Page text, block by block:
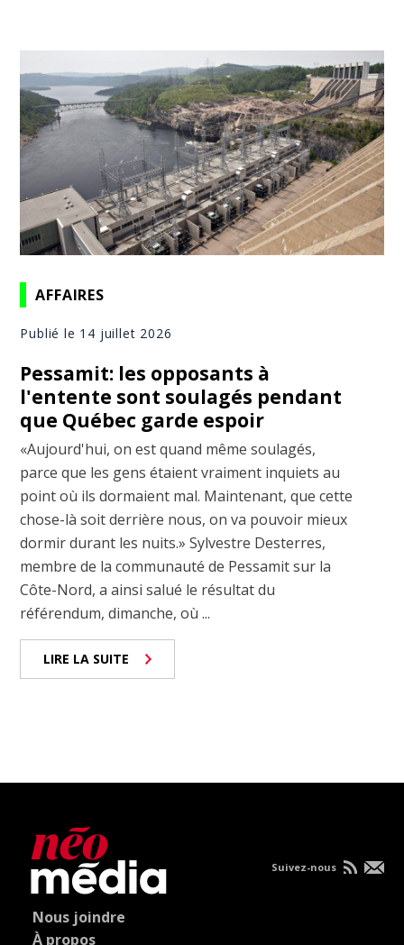
AFFAIRES
Publié le 14 juillet 2026
Pessamit: les opposants à
l'entente sont soulagés pendant
que Québec garde espoir
«Aujourd'hui, on est quand même soulagés,
parce que les gens étaient vraiment inquiets au
point où ils dormaient mal. Maintenant, que cette
chose-là soit derrière nous, on va pouvoir mieux
dormir durant les nuits.» Sylvestre Desterres,
membre de la communauté de Pessamit sur la
Côte-Nord, a ainsi salué le résultat du
référendum, dimanche, où ...
LIRE LA SUITE
Nous joindre
À propos
Suivez-nous